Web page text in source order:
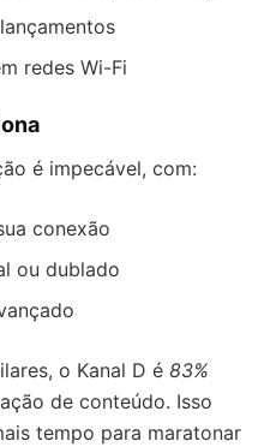
redes Wi-Fi
é impecável, com:
conexão
ou dublado
o Kanal D é 83%
de conteúdo. Isso
tempo para maratonar